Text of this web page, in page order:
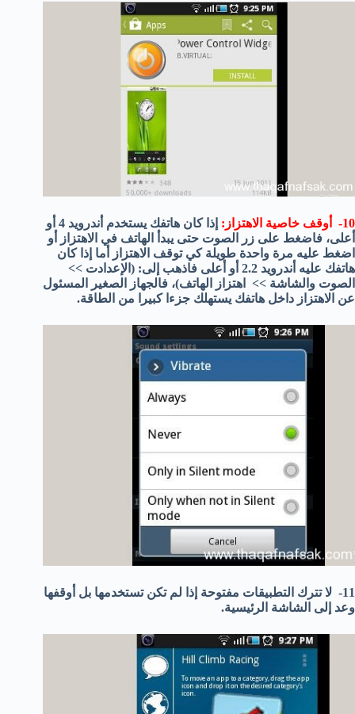
10- أوقف خاصية الاهتزاز:
إذا كان هاتفك يستخدم أندرويد 4 أو
أعلى، فاضغط على زر الصوت حتى يبدأ الهاتف في الاهتزاز أو
اضغط عليه مرة واحدة طويلة كي توقف الاهتزاز أما إذا كان
هاتفك عليه أندرويد 2.2 أو أعلى فاذهب إلى: (الإعدادت >>
الصوت والشاشة >> اهتزاز الهاتف)، فالجهاز الصغير المسئول
عن الاهتزاز داخل هاتفك يستهلك جزءا كبيرا من الطاقة.
11- لا تترك التطبيقات مفتوحة إذا لم تكن تستخدمها بل أوقفها
وعد إلى الشاشة الرئيسية.